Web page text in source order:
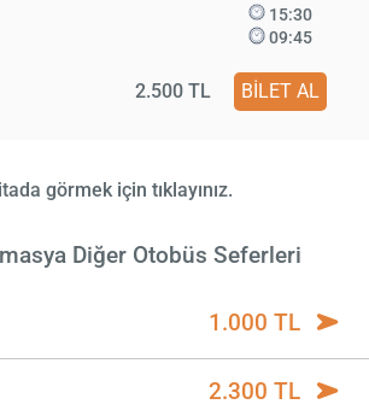
15:30
09:45
2.500 TL BİLET AL
görmek için tıklayınız.
Diğer Otobüs Seferleri
1.000 TL
2.300 TL